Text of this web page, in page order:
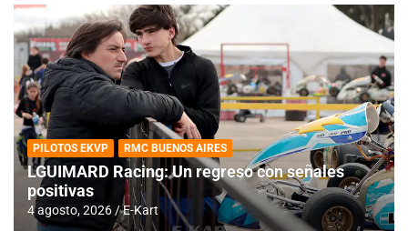
PILOTOS EKVP RMC BUENOS AIRES
LGUIMARD Racing: Un regreso con señales
positivas
4 agosto, 2026 E-Kart